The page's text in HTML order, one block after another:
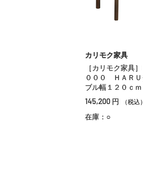
カリモク家具
［カリモク家具
０００ ＨＡＲＵ
ブル幅１２０ｃ
145,200 円 （税込）
在庫：○